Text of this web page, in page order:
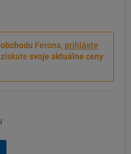
Ferona, prihláste
svoje aktuálne ceny